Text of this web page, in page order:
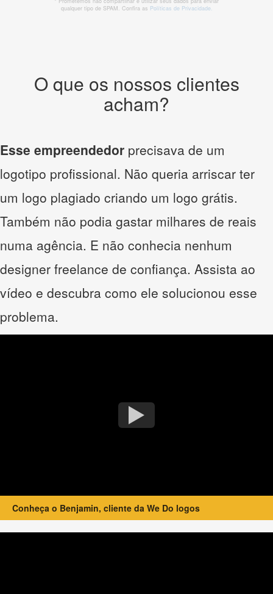
qualquer tipo de SPAM. Confira as Políticas de Privacidade.
O que os nossos clientes
acham?
Esse empreendedor precisava de um
logotipo profissional. Não queria arriscar ter
um logo plagiado criando um logo grátis.
Também não podia gastar milhares de reais
numa agência. E não conhecia nenhum
designer freelance de confiança. Assista ao
vídeo e descubra como ele solucionou esse
problema.
Conheça o Benjamin, cliente da We Do logos